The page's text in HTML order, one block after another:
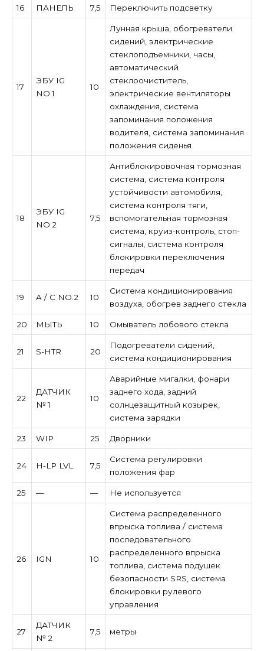
16 ПАНЕЛЬ 7,5 Переключить подсветку
17
ЭБУ IG
NO.1
10
Лунная крыша, обогреватели
сидений, электрические
стеклоподъемники, часы,
автоматический
стеклоочиститель,
электрические вентиляторы
охлаждения, система
запоминания положения
водителя, система запоминания
положения сиденья
18
ЭБУ IG
NO.2
7,5
Антиблокировочная тормозная
система, система контроля
устойчивости автомобиля,
система контроля тяги,
вспомогательная тормозная
система, круиз-контроль, стоп-
сигналы, система контроля
блокировки переключения
передач
19 A / C NO.2 10
Система кондиционирования
воздуха, обогрев заднего стекла
20 МЫТЬ 10 Омыватель лобового стекла
21 S-HTR 20
Подогреватели сидений,
система кондиционирования
22
ДАТЧИК
№ 1
10
Аварийные мигалки, фонари
заднего хода, задний
солнцезащитный козырек,
система зарядки
23 WIP 25 Дворники
24 H-LP LVL 7,5
Система регулировки
положения фар
25 — — Не используется
26 IGN 10
Система распределенного
впрыска топлива / система
последовательного
распределенного впрыска
топлива, система подушек
безопасности SRS, система
блокировки рулевого
управления
27
ДАТЧИК
№ 2
7,5 метры